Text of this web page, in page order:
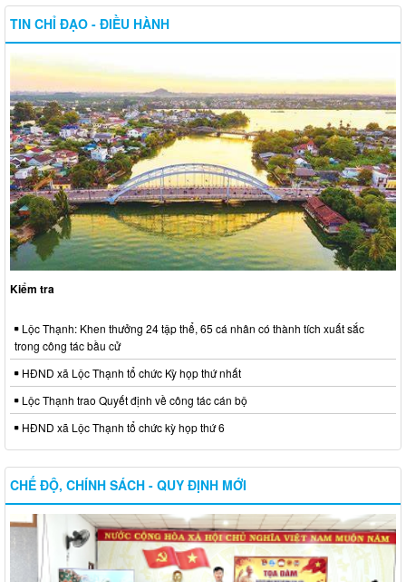
TIN CHỈ ĐẠO - ĐIỀU HÀNH
Kiểm tra
Lộc Thạnh: Khen thưởng 24 tập thể, 65 cá nhân có thành tích xuất sắc
trong công tác bầu cử
HĐND xã Lộc Thạnh tổ chức Kỳ họp thứ nhất
Lộc Thạnh trao Quyết định về công tác cán bộ
HĐND xã Lộc Thạnh tổ chức kỳ họp thứ 6
CHẾ ĐỘ, CHÍNH SÁCH - QUY ĐỊNH MỚI